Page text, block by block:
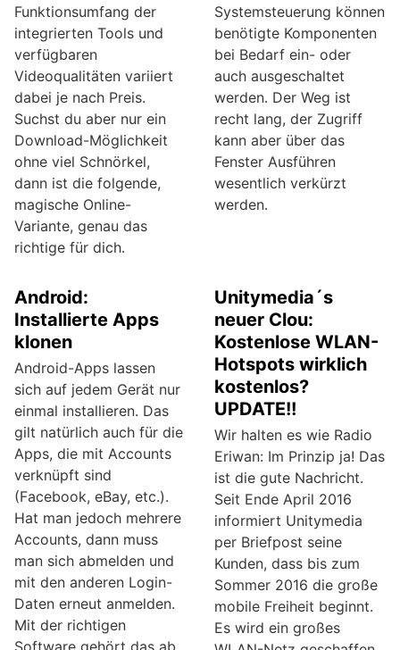
Funktionsumfang der
integrierten Tools und
verfügbaren
Videoqualitäten variiert
dabei je nach Preis.
Suchst du aber nur ein
Download-Möglichkeit
ohne viel Schnörkel,
dann ist die folgende,
magische Online-
Variante, genau das
richtige für dich.
Systemsteuerung können
benötigte Komponenten
bei Bedarf ein- oder
auch ausgeschaltet
werden. Der Weg ist
recht lang, der Zugriff
kann aber über das
Fenster Ausführen
wesentlich verkürzt
werden.
Android:
Installierte Apps
klonen
Android-Apps lassen
sich auf jedem Gerät nur
einmal installieren. Das
gilt natürlich auch für die
Apps, die mit Accounts
verknüpft sind
(Facebook, eBay, etc.).
Hat man jedoch mehrere
Accounts, dann muss
man sich abmelden und
mit den anderen Login-
Daten erneut anmelden.
Mit der richtigen
Software gehört das ab
Unitymedia´s
neuer Clou:
Kostenlose WLAN-
Hotspots wirklich
kostenlos?
UPDATE!!
Wir halten es wie Radio
Eriwan: Im Prinzip ja! Das
ist die gute Nachricht.
Seit Ende April 2016
informiert Unitymedia
per Briefpost seine
Kunden, dass bis zum
Sommer 2016 die große
mobile Freiheit beginnt.
Es wird ein großes